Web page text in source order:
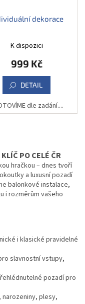
dekorace
K dispozici
999 Kč
DETAIL
dle zadání....
PO CELÉ ČR
hračkou – dnes tvoří
a luxusní pozadí
balonkové instalace,
i rozměrům vašeho
i klasické pravidelné
slavnostní vstupy,
pozadí pro
plesy,